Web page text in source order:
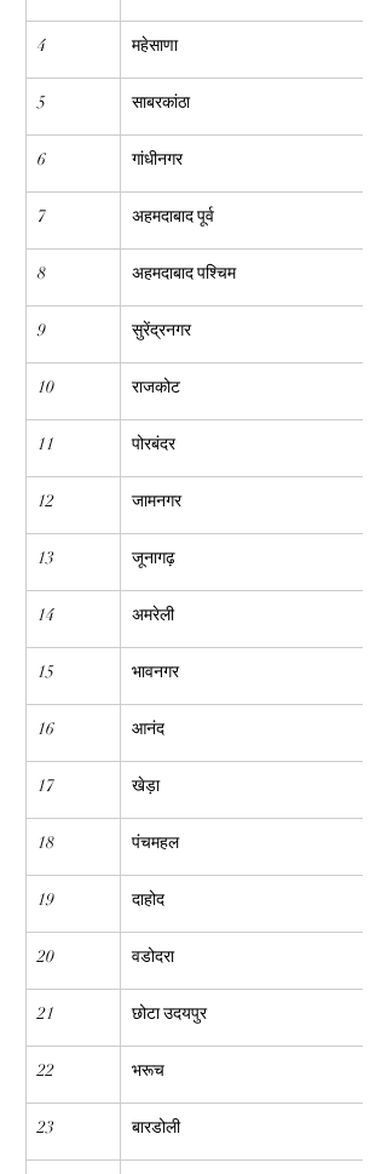
4 महेसाणा
5 साबरकांठा
6 गांधीनगर
7 अहमदाबाद पूर्व
8 अहमदाबाद पश्चिम
9 सुरेंद्रनगर
10 राजकोट
11 पोरबंदर
12 जामनगर
13 जूनागढ़
14 अमरेली
15 भावनगर
16 आनंद
17 खेड़ा
18 पंचमहल
19 दाहोद
20 वडोदरा
21 छोटा उदयपुर
22 भरूच
23 बारडोली